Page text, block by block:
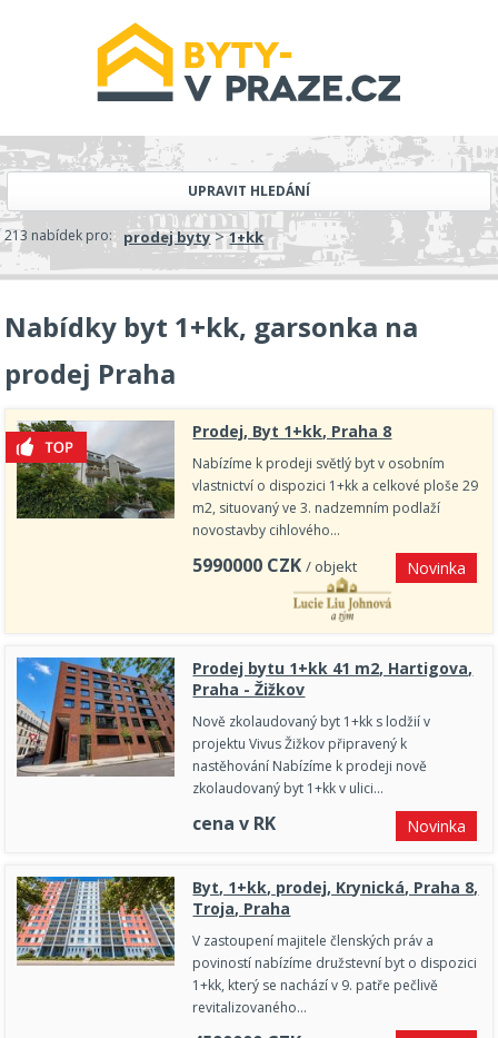
UPRAVIT HLEDÁNÍ
213 nabídek pro: prodej byty>1+kk
Nabídky byt 1+kk, garsonka na
prodej Praha
Prodej, Byt 1+kk, Praha 8
Nabízíme k prodeji světlý byt v osobním
vlastnictví o dispozici 1+kk a celkové ploše 29
m2, situovaný ve 3. nadzemním podlaží
novostavby cihlového…
5990000 CZK / objekt Novinka
Prodej bytu 1+kk 41 m2, Hartigova,
Praha - Žižkov
Nově zkolaudovaný byt 1+kk s lodžií v
projektu Vivus Žižkov připravený k
nastěhování Nabízíme k prodeji nově
zkolaudovaný byt 1+kk v ulici…
cena v RK Novinka
Byt, 1+kk, prodej, Krynická, Praha 8,
Troja, Praha
V zastoupení majitele členských práv a
poviností nabízíme družstevní byt o dispozici
1+kk, který se nachází v 9. patře pečlivě
revitalizovaného…